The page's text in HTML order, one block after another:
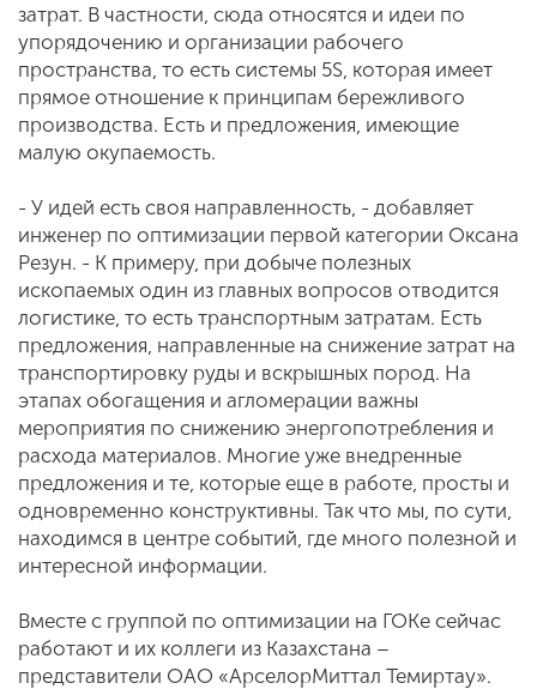
затрат. В частности, сюда относятся и идеи по
упорядочению и организации рабочего
пространства, то есть системы 5S, которая имеет
прямое отношение к принципам бережливого
производства. Есть и предложения, имеющие
малую окупаемость.
- У идей есть своя направленность, - добавляет
инженер по оптимизации первой категории Оксана
Резун. - К примеру, при добыче полезных
ископаемых один из главных вопросов отводится
логистике, то есть транспортным затратам. Есть
предложения, направленные на снижение затрат на
транспортировку руды и вскрышных пород. На
этапах обогащения и агломерации важны
мероприятия по снижению энергопотребления и
расхода материалов. Многие уже внедренные
предложения и те, которые еще в работе, просты и
одновременно конструктивны. Так что мы, по сути,
находимся в центре событий, где много полезной и
интересной информации.
Вместе с группой по оптимизации на ГОКе сейчас
работают и их коллеги из Казахстана –
представители ОАО «АрселорМиттал Темиртау».